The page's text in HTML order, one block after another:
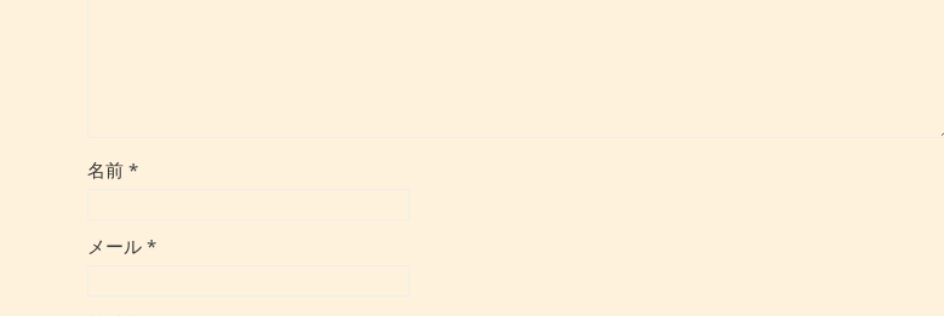
名前 *
メール *